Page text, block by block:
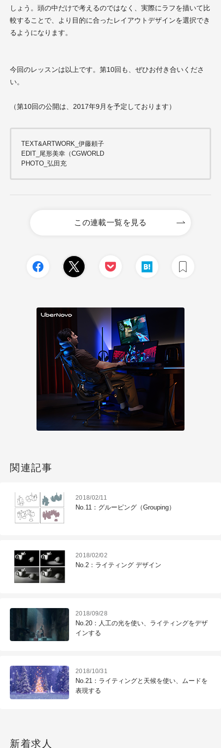
しょう。頭の中だけで考えるのではなく、実際にラフを描いて比
較することで、より目的に合ったレイアウトデザインを選択でき
るようになります。
今回のレッスンは以上です。第10回も、ぜひお付き合いくださ
い。
（第10回の公開は、2017年9月を予定しております）
TEXT&ARTWORK_伊藤頼子
EDIT_尾形美幸（CGWORLD
PHOTO_弘田充
この連載一覧を見る
関連記事
2018/02/11
No.11：グルーピング（Grouping）
2018/02/02
No.2：ライティング デザイン
2018/09/28
No.20：人工の光を使い、ライティングをデザ
インする
2018/10/31
No.21：ライティングと天候を使い、ムードを
表現する
新着求人